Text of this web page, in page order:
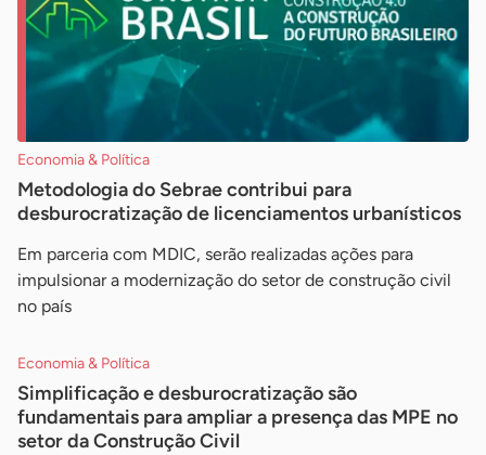
Economia & Política
Metodologia do Sebrae contribui para
desburocratização de licenciamentos urbanísticos
Em parceria com MDIC, serão realizadas ações para
impulsionar a modernização do setor de construção civil
no país
Economia & Política
Simplificação e desburocratização são
fundamentais para ampliar a presença das MPE no
setor da Construção Civil